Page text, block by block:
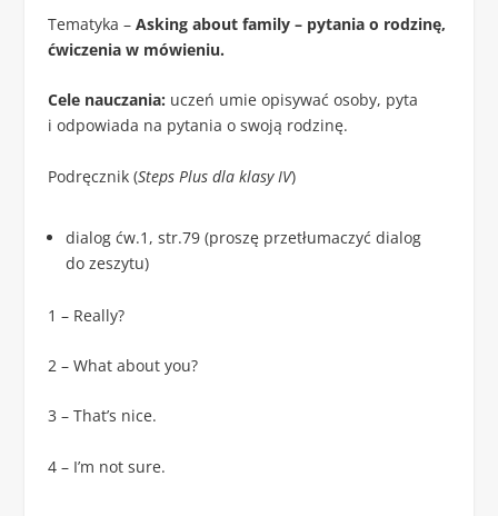
Tematyka – Asking about family – pytania o rodzinę,
ćwiczenia w mówieniu.
Cele nauczania: uczeń umie opisywać osoby, pyta
i odpowiada na pytania o swoją rodzinę.
Podręcznik (Steps Plus dla klasy IV)
dialog ćw.1, str.79 (proszę przetłumaczyć dialog
do zeszytu)
1 – Really?
2 – What about you?
3 – That’s nice.
4 – I’m not sure.